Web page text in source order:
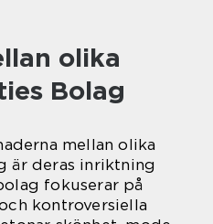
olika
Bolag
mellan olika
är deras inriktning
fokuserar på
kontroversiella